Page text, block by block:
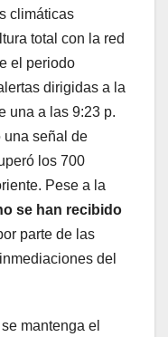
climáticas
total con la red
el periodo
dirigidas a la
una a las 9:23 p.
una señal de
los 700
Pese a la
se han recibido
parte de las
del
mantenga el